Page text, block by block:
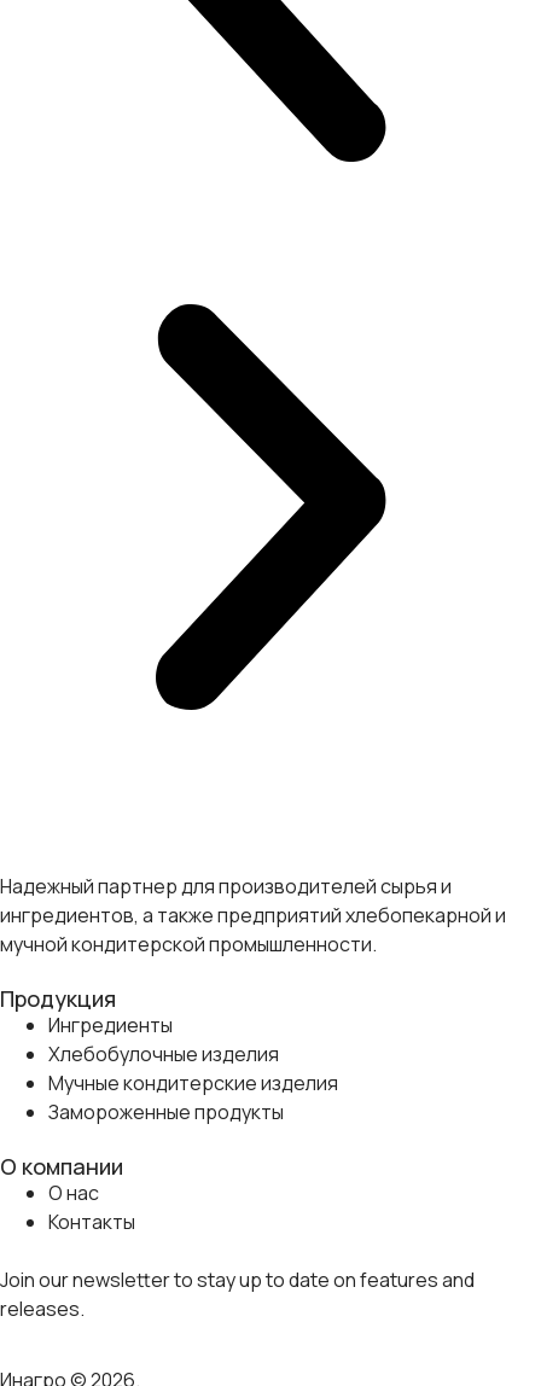
Надежный партнер для производителей сырья и
ингредиентов, а также предприятий хлебопекарной и
мучной кондитерской промышленности.
Продукция
Ингредиенты
Хлебобулочные изделия
Мучные кондитерские изделия
Замороженные продукты
О компании
О нас
Контакты
Join our newsletter to stay up to date on features and
releases.
Инагро © 2026.